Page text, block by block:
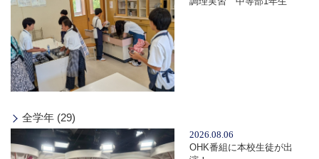
全学年 (29)
2026.08.06
OHK番組に本校生徒が出